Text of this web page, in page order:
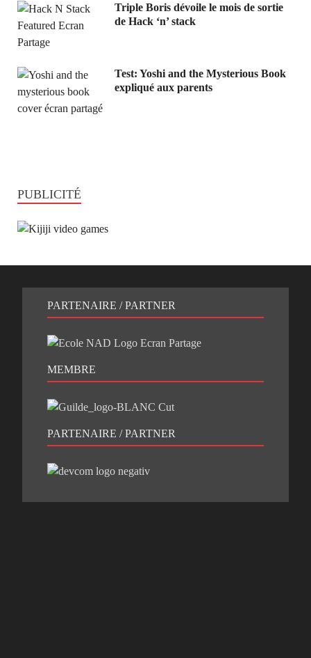
Triple Boris dévoile le mois de sortie
de Hack ‘n’ stack
Test: Yoshi and the Mysterious Book
expliqué aux parents
PUBLICITÉ
PARTENAIRE / PARTNER
MEMBRE
PARTENAIRE / PARTNER